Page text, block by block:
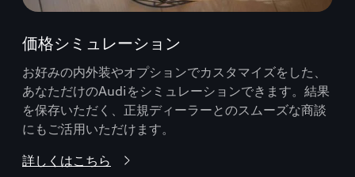
価格シミュレーション
お好みの内外装やオプションでカスタマイズをした、
あなただけのAudiをシミュレーションできます。結果
を保存いただく、正規ディーラーとのスムーズな商談
にもご活用いただけます。
詳しくはこちら